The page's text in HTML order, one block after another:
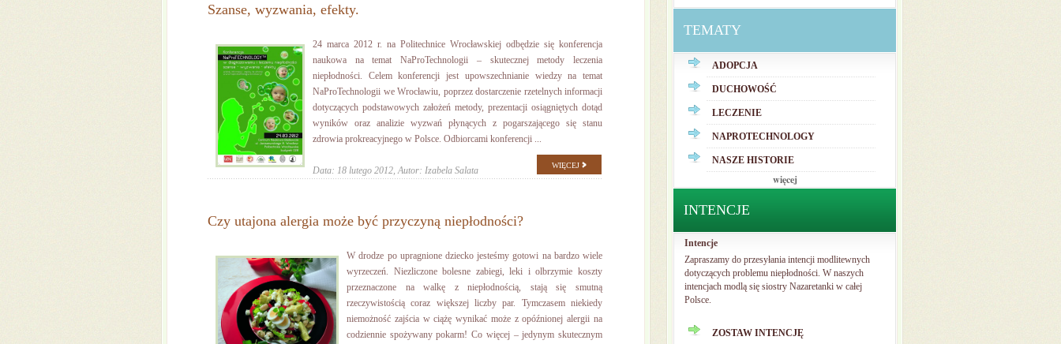
Szanse, wyzwania, efekty.
24 marca 2012 r. na Politechnice Wrocławskiej odbędzie się konferencja
naukowa na temat NaProTechnologii – skutecznej metody leczenia
niepłodności. Celem konferencji jest upowszechnianie wiedzy na temat
NaProTechnologii we Wrocławiu, poprzez dostarczenie rzetelnych informacji
dotyczących podstawowych założeń metody, prezentacji osiągniętych dotąd
wyników oraz analizie wyzwań płynących z pogarszającego się stanu
zdrowia prokreacyjnego w Polsce. Odbiorcami konferencji ...
Data: 18 lutego 2012,Autor: Izabela Salata WIĘCEJ
Czy utajona alergia może być przyczyną niepłodności?
W drodze po upragnione dziecko jesteśmy gotowi na bardzo wiele
wyrzeczeń. Niezliczone bolesne zabiegi, leki i olbrzymie koszty
przeznaczone na walkę z niepłodnością, stają się smutną
rzeczywistością coraz większej liczby par. Tymczasem niekiedy
niemożność zajścia w ciążę wynikać może z opóźnionej alergii na
codziennie spożywany pokarm! Co więcej – jedynym skutecznym
TEMATY
ADOPCJA
DUCHOWOŚĆ
LECZENIE
NAPROTECHNOLOGY
NASZE HISTORIE
więcej
INTENCJE
Intencje
Zapraszamy do przesyłania intencji modlitewnych
dotyczących problemu niepłodności. W naszych
intencjach modlą się siostry Nazaretanki w całej
Polsce.
ZOSTAW INTENCJĘ